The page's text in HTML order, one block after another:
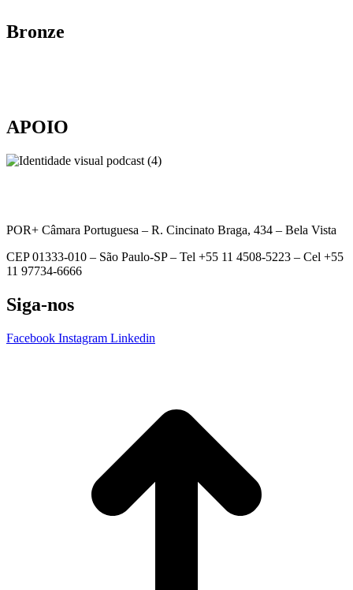
Bronze
APOIO
POR+ Câmara Portuguesa – R. Cincinato Braga, 434 – Bela Vista
CEP 01333-010 – São Paulo-SP – Tel +55 11 4508-5223 – Cel +55
11 97734-6666
Siga-nos
Facebook Instagram Linkedin